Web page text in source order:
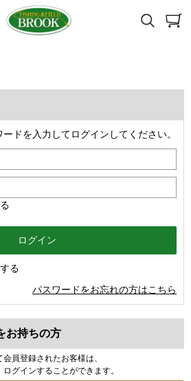
ドを入力してログインしてください。
る
パスワードをお忘れの方はこちら
お持ちの方
員登録されたお客様は、
グインすることができます。